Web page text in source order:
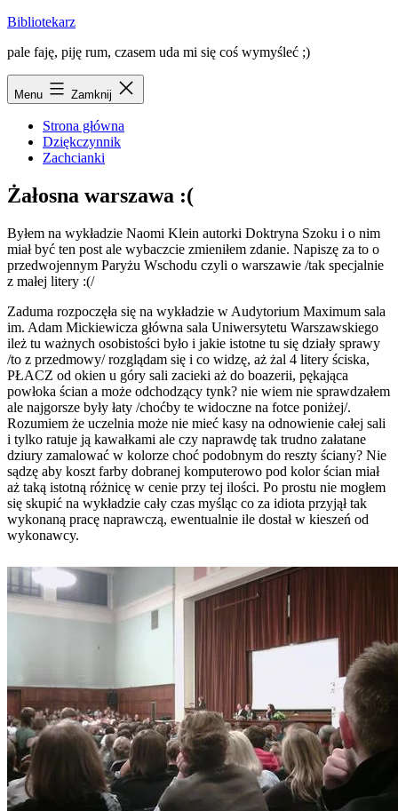
Przejdź
treści
Bibliotekarz
pale faję, piję rum, czasem uda mi się coś wymyśleć ;)
Menu Zamknij
Strona główna
Dziękczynnik
Zachcianki
Żałosna warszawa :(
Byłem na wykładzie Naomi Klein autorki Doktryna Szoku i o nim
miał być ten post ale wybaczcie zmieniłem zdanie. Napiszę za to o
przedwojennym Paryżu Wschodu czyli o warszawie /tak specjalnie
z małej litery :(/
Zaduma rozpoczęła się na wykładzie w Audytorium Maximum sala
im. Adam Mickiewicza główna sala Uniwersytetu Warszawskiego
ileż tu ważnych osobistości było i jakie istotne tu się działy sprawy
/to z przedmowy/ rozglądam się i co widzę, aż żal 4 litery ściska,
PŁACZ od okien u góry sali zacieki aż do boazerii, pękająca
powłoka ścian a może odchodzący tynk? nie wiem nie sprawdzałem
ale najgorsze były łaty /choćby te widoczne na fotce poniżej/.
Rozumiem że uczelnia może nie mieć kasy na odnowienie całej sali
i tylko ratuje ją kawałkami ale czy naprawdę tak trudno załatane
dziury zamalować w kolorze choć podobnym do reszty ściany? Nie
sądzę aby koszt farby dobranej komputerowo pod kolor ścian miał
aż taką istotną różnicę w cenie przy tej ilości. Po prostu nie mogłem
się skupić na wykładzie cały czas myśląc co za idiota przyjął tak
wykonaną pracę naprawczą, ewentualnie ile dostał w kieszeń od
wykonawcy.